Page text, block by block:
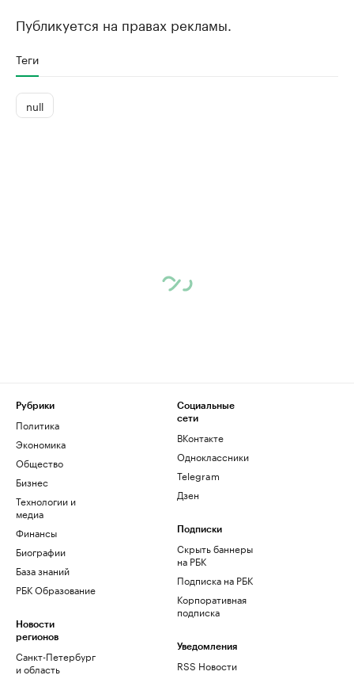
Публикуется на правах рекламы.
Теги
null
Рубрики
Политика
Экономика
Общество
Бизнес
Технологии и
медиа
Финансы
Биографии
База знаний
РБК Образование
Новости
регионов
Санкт-Петербург
и область
Социальные
сети
ВКонтакте
Одноклассники
Telegram
Дзен
Подписки
Скрыть баннеры
на РБК
Подписка на РБК
Корпоративная
подписка
Уведомления
RSS Новости